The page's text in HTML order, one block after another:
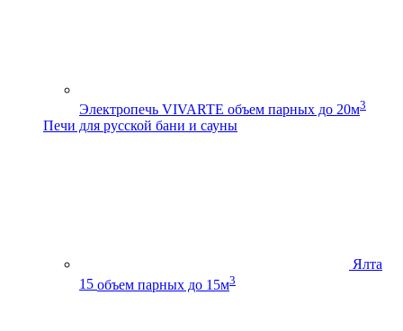
Электропечь VIVARTE объем парных до 20м3
Печи для русской бани и сауны
Ялта
15 объем парных до 15м3